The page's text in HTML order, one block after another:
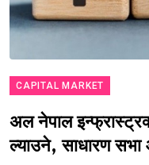
CAPITAL MARKET
अल नेपाल
ल्याउने, साधारण सभा